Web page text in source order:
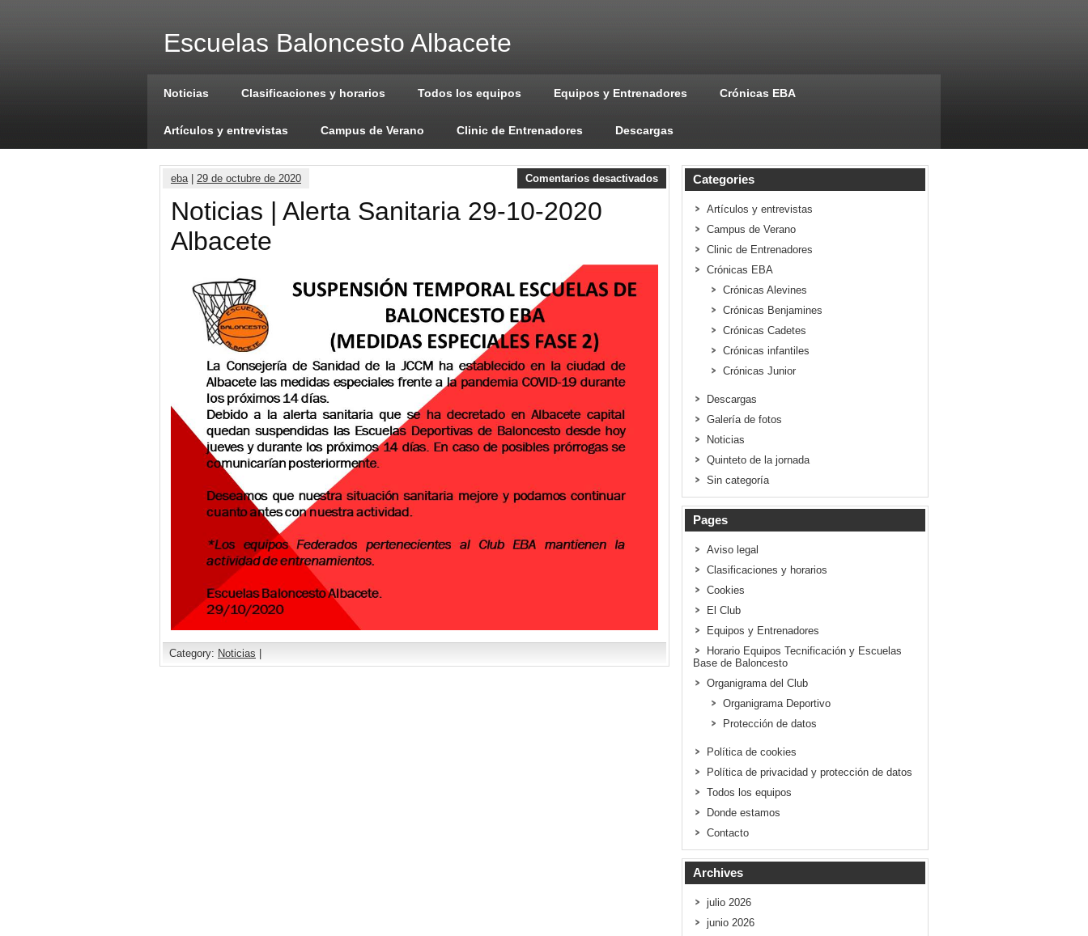
Escuelas Baloncesto Albacete
Noticias Clasificaciones y horarios Todos los equipos Equipos y Entrenadores Crónicas EBA
Artículos y entrevistas Campus de Verano Clinic de Entrenadores Descargas
eba| 29 de octubre de 2020 Comentarios desactivados
Noticias | Alerta Sanitaria 29-10-2020
Albacete
Category: Noticias |
Categories
Artículos y entrevistas
Campus de Verano
Clinic de Entrenadores
Crónicas EBA
Crónicas Alevines
Crónicas Benjamines
Crónicas Cadetes
Crónicas infantiles
Crónicas Junior
Descargas
Galería de fotos
Noticias
Quinteto de la jornada
Sin categoría
Pages
Aviso legal
Clasificaciones y horarios
Cookies
El Club
Equipos y Entrenadores
Horario Equipos Tecnificación y Escuelas
Base de Baloncesto
Organigrama del Club
Organigrama Deportivo
Protección de datos
Política de cookies
Política de privacidad y protección de datos
Todos los equipos
Donde estamos
Contacto
Archives
julio 2026
junio 2026